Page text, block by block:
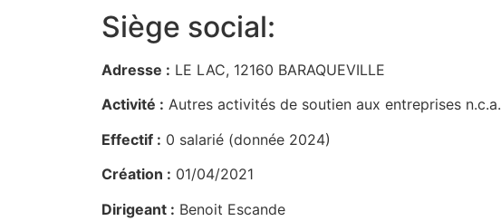
Siège social:
Adresse : LE LAC, 12160 BARAQUEVILLE
Activité : Autres activités de soutien aux entreprises n.c.a.
Effectif : 0 salarié (donnée 2024)
Création : 01/04/2021
Dirigeant : Benoit Escande